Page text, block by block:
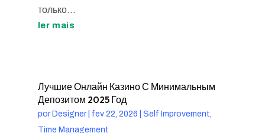
только...
ler mais
Лучшие Онлайн Казино С Минимальным
Депозитом 2025 Год
por Designer| fev 22, 2026
Self Improvement,
Time Management